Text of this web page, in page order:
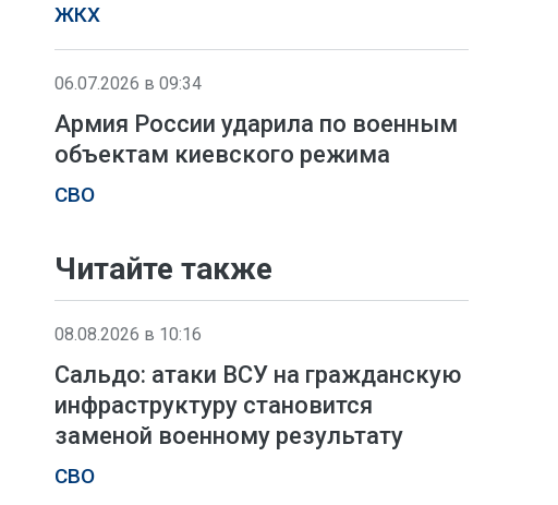
ЖКХ
06.07.2026 в 09:34
Армия России ударила по военным
объектам киевского режима
СВО
Читайте также
08.08.2026 в 10:16
Сальдо: атаки ВСУ на гражданскую
инфраструктуру становится
заменой военному результату
СВО